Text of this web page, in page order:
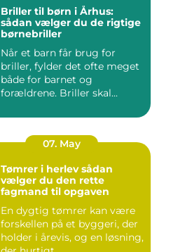
Briller til børn i Århus:
sådan vælger du de rigtige
børnebriller
Når et barn får brug for
briller, fylder det ofte meget
både for barnet og
forældrene. Briller skal...
07. May
Tømrer i herlev sådan
vælger du den rette
fagmand til opgaven
En dygtig tømrer kan være
forskellen på et byggeri, der
holder i årevis, og en løsning,